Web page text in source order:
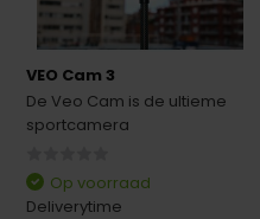
VEO Cam 3
De Veo Cam is de ultieme
sportcamera
Op voorraad
Deliverytime